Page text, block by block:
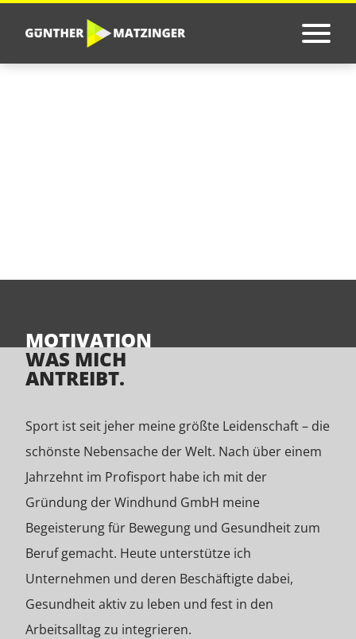
MOTIVATION
WAS MICH
ANTREIBT.
Sport ist seit jeher meine größte Leidenschaft – die
schönste Nebensache der Welt. Nach über einem
Jahrzehnt im Profisport habe ich mit der
Gründung der Windhund GmbH meine
Begeisterung für Bewegung und Gesundheit zum
Beruf gemacht. Heute unterstütze ich
Unternehmen und deren Beschäftigte dabei,
Gesundheit aktiv zu leben und fest in den
Arbeitsalltag zu integrieren.